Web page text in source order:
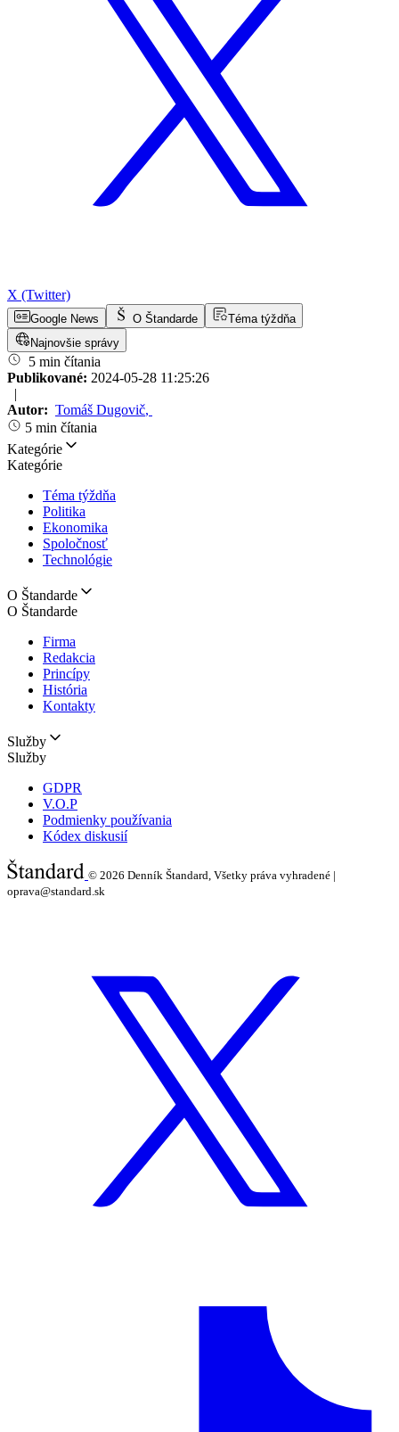
X (Twitter)
Google News O Štandarde
Téma týždňa
Najnovšie správy
5 min čítania
Publikované: 2024-05-28 11:25:26
|
Autor: Tomáš Dugovič,
5 min čítania
Kategórie
Kategórie
Téma týždňa
Politika
Ekonomika
Spoločnosť
Technológie
O Štandarde
O Štandarde
Firma
Redakcia
Princípy
História
Kontakty
Služby
Služby
GDPR
V.O.P
Podmienky používania
Kódex diskusií
© 2026 Denník Štandard, Všetky práva vyhradené |
oprava@standard.sk